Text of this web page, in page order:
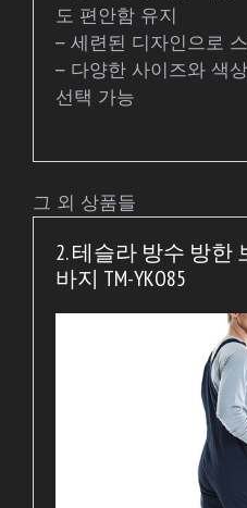
도 편안함 유지
– 세련된 디자인으로
– 다양한 사이즈와 색
선택 가능
그 외 상품들
2. 테슬라 방수 방한
바지 TM-YKO85